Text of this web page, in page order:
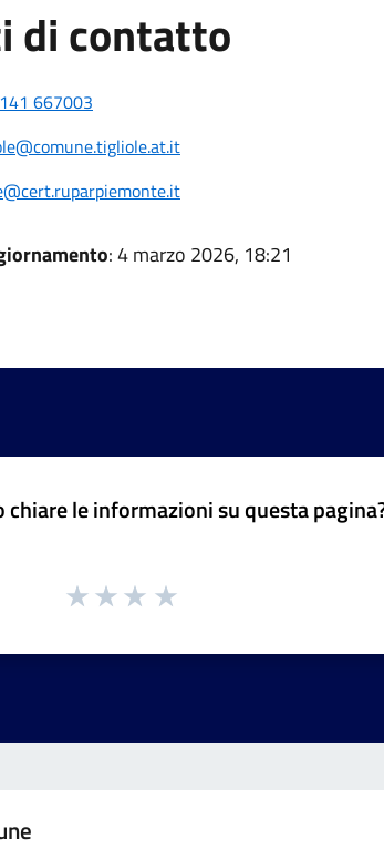
di contatto
667003
: 4 marzo 2026, 18:21
chiare le informazioni su questa